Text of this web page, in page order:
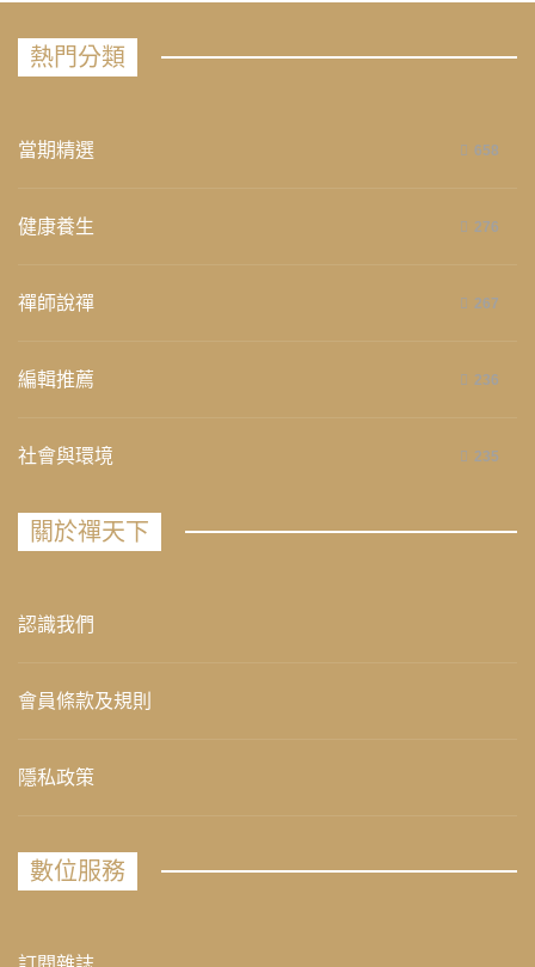
熱門分類
當期精選 658
健康養生 276
禪師說禪 267
編輯推薦 236
社會與環境 235
關於禪天下
認識我們
會員條款及規則
隱私政策
數位服務